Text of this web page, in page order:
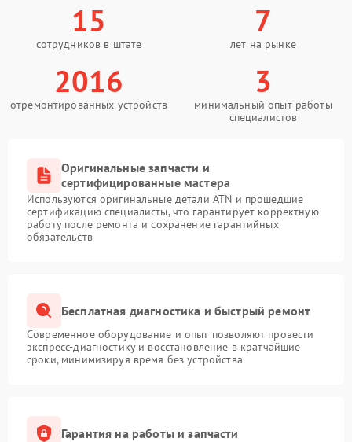
15
сотрудников в штате
7
лет на рынке
2016
отремонтированных устройств
3
минимальный опыт работы
специалистов
Оригинальные запчасти и
сертифицированные мастера
Используются оригинальные детали ATN и прошедшие
сертификацию специалисты, что гарантирует корректную
работу после ремонта и сохранение гарантийных
обязательств
Бесплатная диагностика и быстрый ремонт
Современное оборудование и опыт позволяют провести
экспресс-диагностику и восстановление в кратчайшие
сроки, минимизируя время без устройства
Гарантия на работы и запчасти